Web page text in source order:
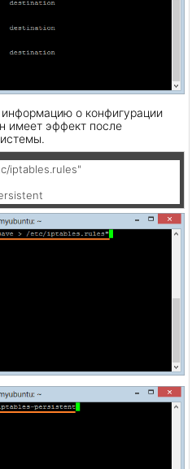
о конфигурации
имеет эффект после
iptables.rules"